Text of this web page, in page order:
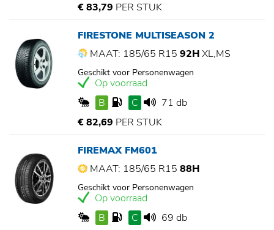
€ 83,79 PER STUK
FIRESTONE MULTISEASON 2
MAAT: 185/65 R15 92HXL,MS
Geschikt voor Personenwagen
Op voorraad
B
C
71 db
€ 82,69 PER STUK
FIREMAX FM601
MAAT: 185/65 R15 88H
Geschikt voor Personenwagen
Op voorraad
B
C
69 db